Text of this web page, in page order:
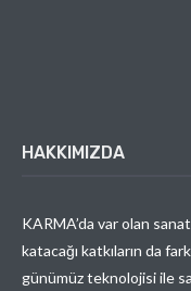
HAKKIMIZDA
KARMA’da var olan
katacağı katkıların da
günümüz teknolojisi ile